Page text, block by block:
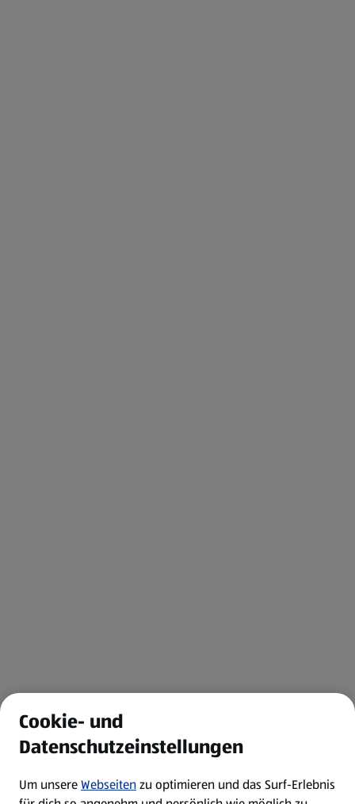
Cookie- und
Datenschutzeinstellungen
Um unsereWebseitenzu optimieren und das Surf-Erlebnis